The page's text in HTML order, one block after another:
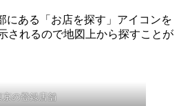
にある
「お店を探す」アイコンを
されるので地図上から探すことが
京の登録店舗